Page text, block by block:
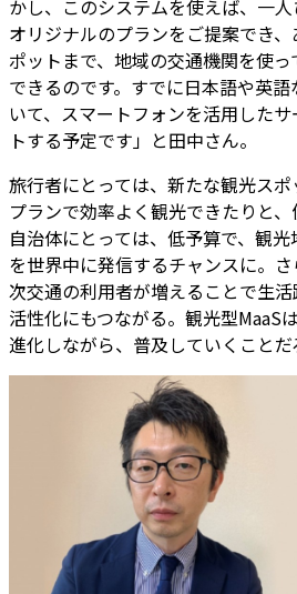
かし、このシステムを使えば、一
オリジナルのプランをご提案でき
ポットまで、地域の交通機関を使
できるのです。すでに日本語や英
いて、スマートフォンを活用した
トする予定です」と田中さん。
旅行者にとっては、新たな観光ス
プランで効率よく観光できたりと、
自治体にとっては、低予算で、観
を世界中に発信するチャンスに。
次交通の利用者が増えることで生
活性化にもつながる。観光型MaaS
進化しながら、普及していくことだ